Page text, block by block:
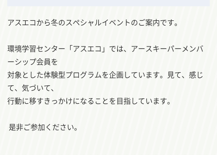
アスエコから冬のスペシャルイベントのご案内です。
環境学習センター「アスエコ」では、アースキーパーメンバ
ーシップ会員を
対象とした体験型プログラムを企画しています。見て、感じ
て、気づいて、
行動に移すきっかけになることを目指しています。
是非ご参加ください。